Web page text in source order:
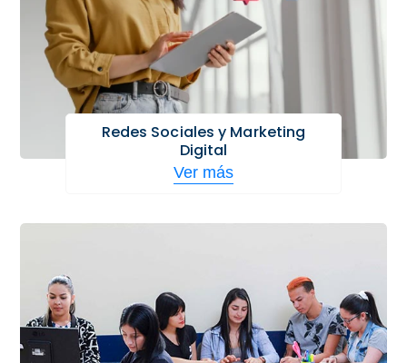
Redes Sociales y Marketing
Digital
Ver más